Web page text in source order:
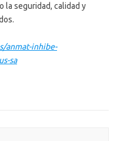
la seguridad, calidad y
anmat-inhibe-
sa